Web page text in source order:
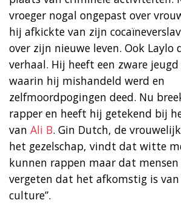
vroeger nogal ongepast over
hij afkickte van zijn
over zijn nieuwe leven. Ook Laylo
verhaal. Hij heeft een zware
waarin hij mishandeld werd en
zelfmoordpogingen deed. Nu
rapper en heeft hij getekend bij
van Ali B. Gin Dutch, de
het gezelschap, vindt dat witte
kunnen rappen maar dat
vergeten dat het afkomstig is van
culture”.